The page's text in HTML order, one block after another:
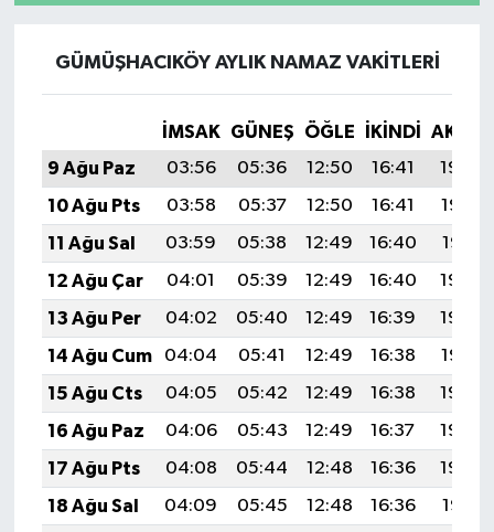
GÜMÜŞHACIKÖY AYLIK NAMAZ VAKITLERI
İMSAK GÜNEŞ ÖĞLE İKINDI
9 Ağu Paz
03:56 05:36 12:50 16:41
19:54
10 Ağu Pts
03:58 05:37 12:50 16:41
19:52
11 Ağu Sal
03:59 05:38 12:49 16:40
19:51
12 Ağu Çar
04:01 05:39 12:49 16:40
19:50
13 Ağu Per
04:02 05:40 12:49 16:39
19:48
14 Ağu Cum
04:04 05:41 12:49 16:38
19:47
15 Ağu Cts
04:05 05:42 12:49 16:38
19:46
16 Ağu Paz
04:06 05:43 12:49 16:37
19:44
17 Ağu Pts
04:08 05:44 12:48 16:36
19:43
18 Ağu Sal
04:09 05:45 12:48 16:36
19:41